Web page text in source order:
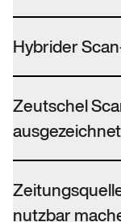
Hybrider
Zeutschel
ausgezeichnet
nutzbar